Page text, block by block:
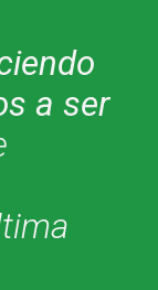
a ser